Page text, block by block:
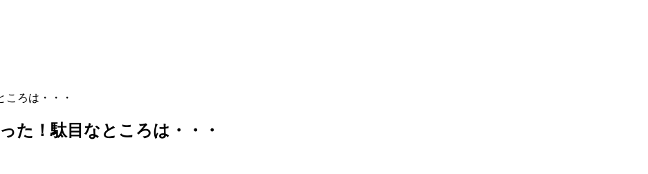
ろは・・・
た！駄目なところは・・・